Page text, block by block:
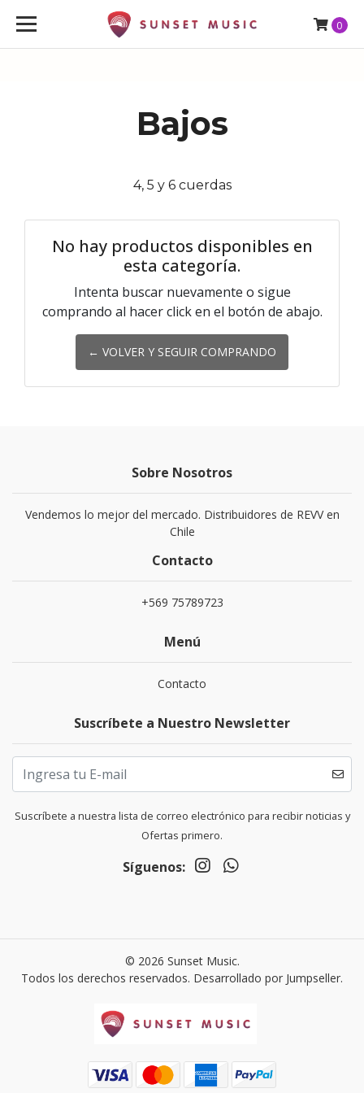
0
Bajos
4, 5 y 6 cuerdas
No hay productos disponibles en
esta categoría.
Intenta buscar nuevamente o sigue
comprando al hacer click en el botón de abajo.
← VOLVER Y SEGUIR COMPRANDO
Sobre Nosotros
Vendemos lo mejor del mercado. Distribuidores de REVV en
Chile
Contacto
+569 75789723
Menú
Contacto
Suscríbete a Nuestro Newsletter
Suscríbete a nuestra lista de correo electrónico para recibir noticias y
Ofertas primero.
Síguenos:
© 2026 Sunset Music.
Todos los derechos reservados. Desarrollado por Jumpseller.